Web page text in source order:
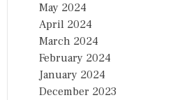
May 2024
April 2024
March 2024
February 2024
January 2024
December 2023